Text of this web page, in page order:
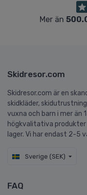
Mer än
Skidresor.com
Skidresor.com är en
skidkläder,
vuxna och barn i mer än
högkvalitativa produkter
lager. Vi har endast 2-5
Sverige (SEK)
FAQ